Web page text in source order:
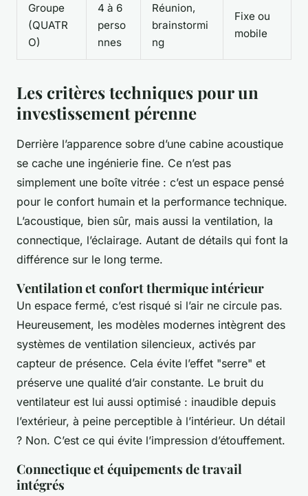
Groupe
(QUATR
O)
4 à 6
perso
nnes
Réunion,
brainstormi
ng
Fixe ou
mobile
Les critères techniques pour un
investissement pérenne
Derrière l’apparence sobre d’une cabine acoustique
se cache une ingénierie fine. Ce n’est pas
simplement une boîte vitrée : c’est un espace pensé
pour le confort humain et la performance technique.
L’acoustique, bien sûr, mais aussi la ventilation, la
connectique, l’éclairage. Autant de détails qui font la
différence sur le long terme.
Ventilation et confort thermique intérieur
Un espace fermé, c’est risqué si l’air ne circule pas.
Heureusement, les modèles modernes intègrent des
systèmes de ventilation silencieux, activés par
capteur de présence. Cela évite l’effet "serre" et
préserve une qualité d’air constante. Le bruit du
ventilateur est lui aussi optimisé : inaudible depuis
l’extérieur, à peine perceptible à l’intérieur. Un détail
? Non. C’est ce qui évite l’impression d’étouffement.
Connectique et équipements de travail
intégrés